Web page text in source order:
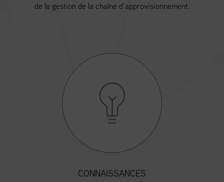
de la gestion de la chaîne d’approvisionnement.
CONNAISSANCES